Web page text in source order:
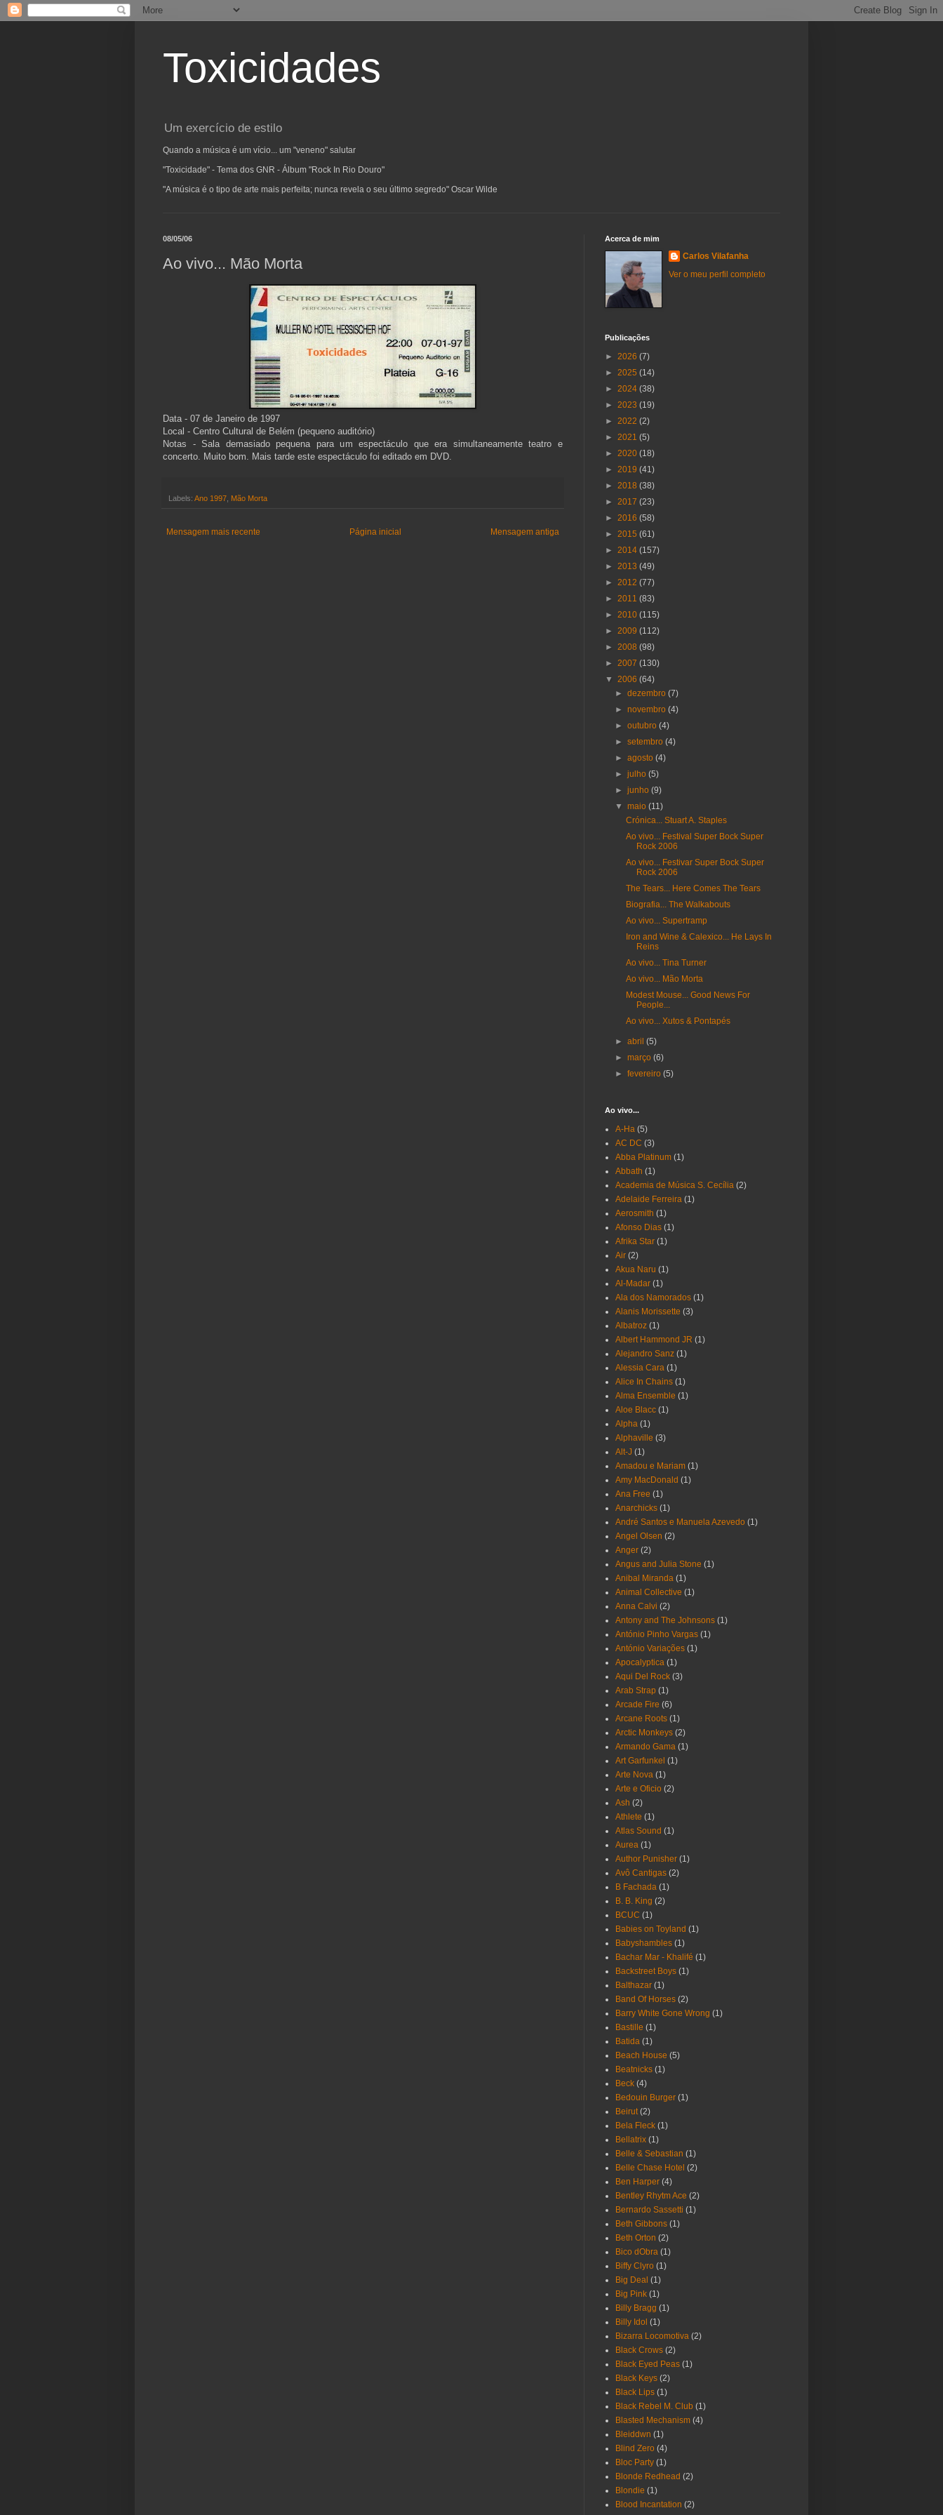
Toxicidades
Um exercício de estilo
Quando a música é um vício... um "veneno" salutar
"Toxicidade" - Tema dos GNR - Álbum "Rock In Rio Douro"
"A música é o tipo de arte mais perfeita; nunca revela o seu último segredo" Oscar Wilde
08/05/06
Ao vivo... Mão Morta
Data - 07 de Janeiro de 1997
Local - Centro Cultural de Belém (pequeno auditório)
Notas - Sala demasiado pequena para um espectáculo que era simultaneamente teatro e
concerto. Muito bom. Mais tarde este espectáculo foi editado em DVD.
Labels: Ano 1997 Mão Morta
Mensagem mais recente Mensagem antiga
Página inicial
Acerca de mim
Carlos Vilafanha
Ver o meu perfil completo
Publicações
► 2026 (7)
► 2025 (14)
► 2024 (38)
► 2023 (19)
► 2022 (2)
► 2021 (5)
► 2020 (18)
► 2019 (41)
► 2018 (38)
► 2017 (23)
► 2016 (58)
► 2015 (61)
► 2014 (157)
► 2013 (49)
► 2012 (77)
► 2011 (83)
► 2010 (115)
► 2009 (112)
► 2008 (98)
► 2007 (130)
▼ 2006 (64)
►dezembro(7)
►novembro(4)
►outubro(4)
►setembro(4)
►agosto(4)
►julho(5)
►junho(9)
▼maio(11)
Crónica... Stuart A. Staples
Ao vivo... Festival Super Bock Super
Rock 2006
Ao vivo... Festivar Super Bock Super
Rock 2006
The Tears... Here Comes The Tears
Biografia... The Walkabouts
Ao vivo... Supertramp
Iron and Wine & Calexico... He Lays In
Reins
Ao vivo... Tina Turner
Ao vivo... Mão Morta
Modest Mouse... Good News For
People...
Ao vivo... Xutos & Pontapés
►abril(5)
►março(6)
►fevereiro(5)
Ao vivo...
A-Ha (5)
AC DC (3)
Abba Platinum (1)
Abbath (1)
Academia de Música S. Cecília (2)
Adelaide Ferreira (1)
Aerosmith (1)
Afonso Dias (1)
Afrika Star (1)
Air (2)
Akua Naru (1)
Al-Madar (1)
Ala dos Namorados (1)
Alanis Morissette (3)
Albatroz (1)
Albert Hammond JR (1)
Alejandro Sanz (1)
Alessia Cara (1)
Alice In Chains (1)
Alma Ensemble (1)
Aloe Blacc (1)
Alpha (1)
Alphaville (3)
Alt-J (1)
Amadou e Mariam (1)
Amy MacDonald (1)
Ana Free (1)
Anarchicks (1)
André Santos e Manuela Azevedo (1)
Angel Olsen (2)
Anger (2)
Angus and Julia Stone (1)
Anibal Miranda (1)
Animal Collective (1)
Anna Calvi (2)
Antony and The Johnsons (1)
António Pinho Vargas (1)
António Variações (1)
Apocalyptica (1)
Aqui Del Rock (3)
Arab Strap (1)
Arcade Fire (6)
Arcane Roots (1)
Arctic Monkeys (2)
Armando Gama (1)
Art Garfunkel (1)
Arte Nova (1)
Arte e Oficio (2)
Ash (2)
Athlete (1)
Atlas Sound (1)
Aurea (1)
Author Punisher (1)
Avô Cantigas (2)
B Fachada (1)
B. B. King (2)
BCUC (1)
Babies on Toyland (1)
Babyshambles (1)
Bachar Mar - Khalifé (1)
Backstreet Boys (1)
Balthazar (1)
Band Of Horses (2)
Barry White Gone Wrong (1)
Bastille (1)
Batida (1)
Beach House (5)
Beatnicks (1)
Beck (4)
Bedouin Burger (1)
Beirut (2)
Bela Fleck (1)
Bellatrix (1)
Belle & Sebastian (1)
Belle Chase Hotel (2)
Ben Harper (4)
Bentley Rhytm Ace (2)
Bernardo Sassetti (1)
Beth Gibbons (1)
Beth Orton (2)
Bico dObra (1)
Biffy Clyro (1)
Big Deal (1)
Big Pink (1)
Billy Bragg (1)
Billy Idol (1)
Bizarra Locomotiva (2)
Black Crows (2)
Black Eyed Peas (1)
Black Keys (2)
Black Lips (1)
Black Rebel M. Club (1)
Blasted Mechanism (4)
Bleiddwn (1)
Blind Zero (4)
Bloc Party (1)
Blonde Redhead (2)
Blondie (1)
Blood Incantation (2)